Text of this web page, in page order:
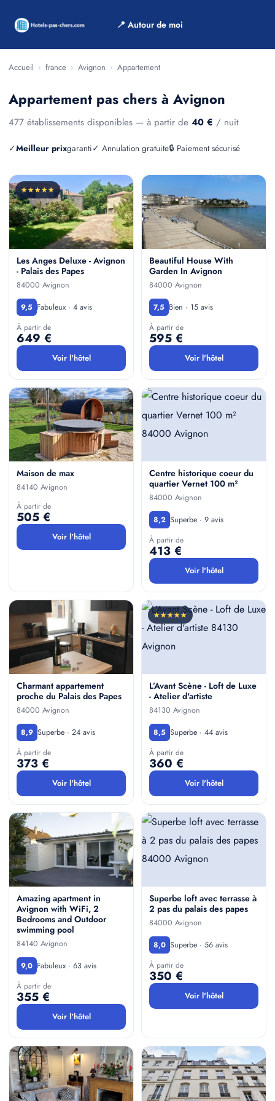
📍 Autour de moi
Accueil › france › Avignon › Appartement
Appartement pas chers à Avignon
477 établissements disponibles — à partir de 40 € / nuit
✓Meilleur prixgaranti✓ Annulation gratuite🔒 Paiement sécurisé
★★★★★
Les Anges Deluxe - Avignon
- Palais des Papes
84000 Avignon
9,5 Fabuleux · 4 avis
À partir de
649 €
Voir l'hôtel
Beautiful House With
Garden In Avignon
84000 Avignon
7,5 Bien · 15 avis
À partir de
595 €
Voir l'hôtel
Maison de max
84140 Avignon
À partir de
505 €
Voir l'hôtel
Centre historique coeur du
quartier Vernet 100 m²
84000 Avignon
8,2 Superbe · 9 avis
À partir de
413 €
Voir l'hôtel
Charmant appartement
proche du Palais des Papes
84000 Avignon
8,9 Superbe · 24 avis
À partir de
373 €
Voir l'hôtel
★★★★★
L’Avant Scène - Loft de Luxe
- Atelier d'artiste
84130 Avignon
8,5 Superbe · 44 avis
À partir de
360 €
Voir l'hôtel
Amazing apartment in
Avignon with WiFi, 2
Bedrooms and Outdoor
swimming pool
84140 Avignon
9,0 Fabuleux · 63 avis
À partir de
355 €
Voir l'hôtel
Superbe loft avec terrasse à
2 pas du palais des papes
84000 Avignon
8,0 Superbe · 56 avis
À partir de
350 €
Voir l'hôtel